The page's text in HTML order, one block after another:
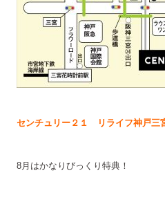
センチュリー２１ リライフ神戸三
8月はかなりびっくり特典！